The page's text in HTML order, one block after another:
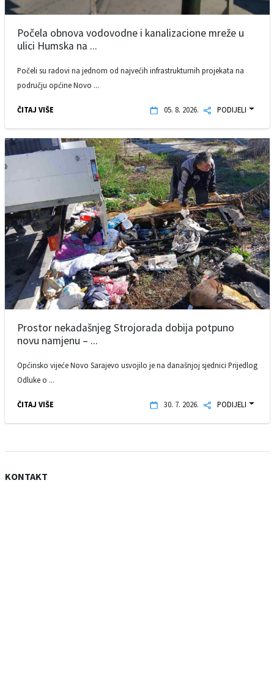
Počela obnova vodovodne i kanalizacione mreže u
ulici Humska na ...
Počeli su radovi na jednom od najvećih infrastrukturnih projekata na
području općine Novo ...
ČITAJ VIŠE 05. 8. 2026. PODIJELI
Prostor nekadašnjeg Strojorada dobija potpuno
novu namjenu – ...
Općinsko vijeće Novo Sarajevo usvojilo je na današnjoj sjednici Prijedlog
Odluke o ...
ČITAJ VIŠE 30. 7. 2026. PODIJELI
KONTAKT